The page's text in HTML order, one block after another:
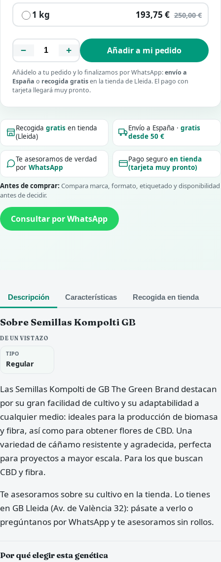
1 kg 193,75 € 250,00 €
− + Añadir a mi pedido
Añádelo a tu pedido y lo finalizamos por WhatsApp:envío a
España o recogida gratisen la tienda de Lleida. El pago con
tarjeta llegará muy pronto.
Recogidagratis en tienda
(Lleida)
Envío a España ·gratis
desde 50 €
Te asesoramos de verdad
porWhatsApp
Pago seguroen tienda
(tarjeta muy pronto)
Antes de comprar: Compara marca, formato, etiquetado y disponibilidad
antes de decidir.
Consultar por WhatsApp
Descripción Características Recogida en tienda
Sobre Semillas Kompolti GB
DE UN VISTAZO
TIPO
Regular
Las Semillas Kompolti de GB The Green Brand destacan
por su gran facilidad de cultivo y su adaptabilidad a
cualquier medio: ideales para la producción de biomasa
y fibra, así como para obtener flores de CBD. Una
variedad de cáñamo resistente y agradecida, perfecta
para proyectos a mayor escala. Para los que buscan
CBD y fibra.
Te asesoramos sobre su cultivo en la tienda. Lo tienes
en GB Lleida (Av. de València 32): pásate a verlo o
pregúntanos por WhatsApp y te asesoramos sin rollos.
Por qué elegir esta genética